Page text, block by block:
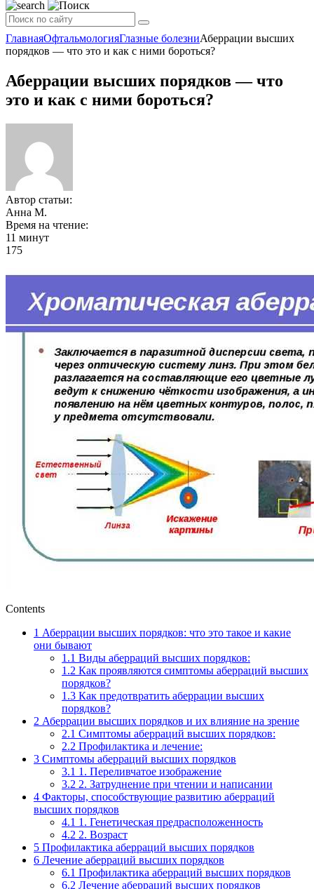
ГлавнаяОфтальмологияГлазные болезниАберрации высших
порядков — что это и как с ними бороться?
Аберрации высших порядков — что
это и как с ними бороться?
Автор статьи:
Анна М.
Время на чтение:
11 минут
175
Contents
1 Аберрации высших порядков: что это такое и какие
они бывают
1.1 Виды аберраций высших порядков:
1.2 Как проявляются симптомы аберраций высших
порядков?
1.3 Как предотвратить аберрации высших
порядков?
2 Аберрации высших порядков и их влияние на зрение
2.1 Симптомы аберраций высших порядков:
2.2 Профилактика и лечение:
3 Симптомы аберраций высших порядков
3.1 1. Переливчатое изображение
3.2 2. Затруднение при чтении и написании
4 Факторы, способствующие развитию аберраций
высших порядков
4.1 1. Генетическая предрасположенность
4.2 2. Возраст
5 Профилактика аберраций высших порядков
6 Лечение аберраций высших порядков
6.1 Профилактика аберраций высших порядков
6.2 Лечение аберраций высших порядков